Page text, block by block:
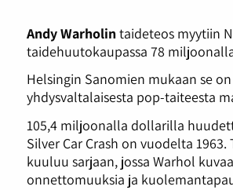
Andy Warholintaideteos myytiin
taidehuutokaupassa 78
Helsingin Sanomien mukaan se
yhdysvaltalaisesta pop-taiteesta
105,4 miljoonalla dollarilla
Silver Car Crash on vuodelta 1963.
kuuluu sarjaan, jossa Warhol kuvaa
onnettomuuksia ja